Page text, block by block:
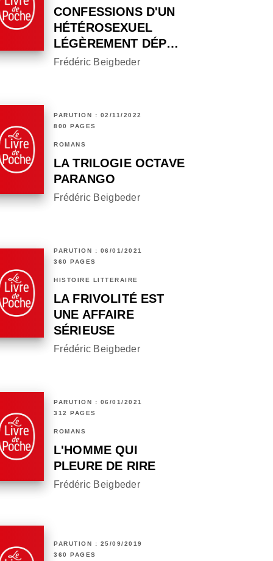
CONFESSIONS D'UN
HÉTÉROSEXUEL
LÉGÈREMENT DÉP…
Frédéric Beigbeder
PARUTION : 02/11/2022
800 PAGES
ROMANS
LA TRILOGIE OCTAVE
PARANGO
Frédéric Beigbeder
PARUTION : 06/01/2021
360 PAGES
HISTOIRE LITTÉRAIRE
LA FRIVOLITÉ EST
UNE AFFAIRE
SÉRIEUSE
Frédéric Beigbeder
PARUTION : 06/01/2021
312 PAGES
ROMANS
L'HOMME QUI
PLEURE DE RIRE
Frédéric Beigbeder
PARUTION : 25/09/2019
360 PAGES